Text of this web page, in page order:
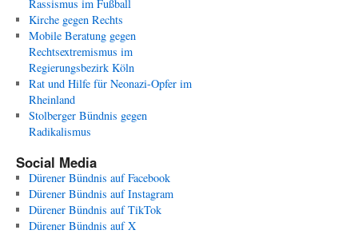
Rassismus im Fußball
Kirche gegen Rechts
Mobile Beratung gegen
Rechtsextremismus im
Regierungsbezirk Köln
Rat und Hilfe für Neonazi-Opfer im
Rheinland
Stolberger Bündnis gegen
Radikalismus
Social Media
Dürener Bündnis auf Facebook
Dürener Bündnis auf Instagram
Dürener Bündnis auf TikTok
Dürener Bündnis auf X